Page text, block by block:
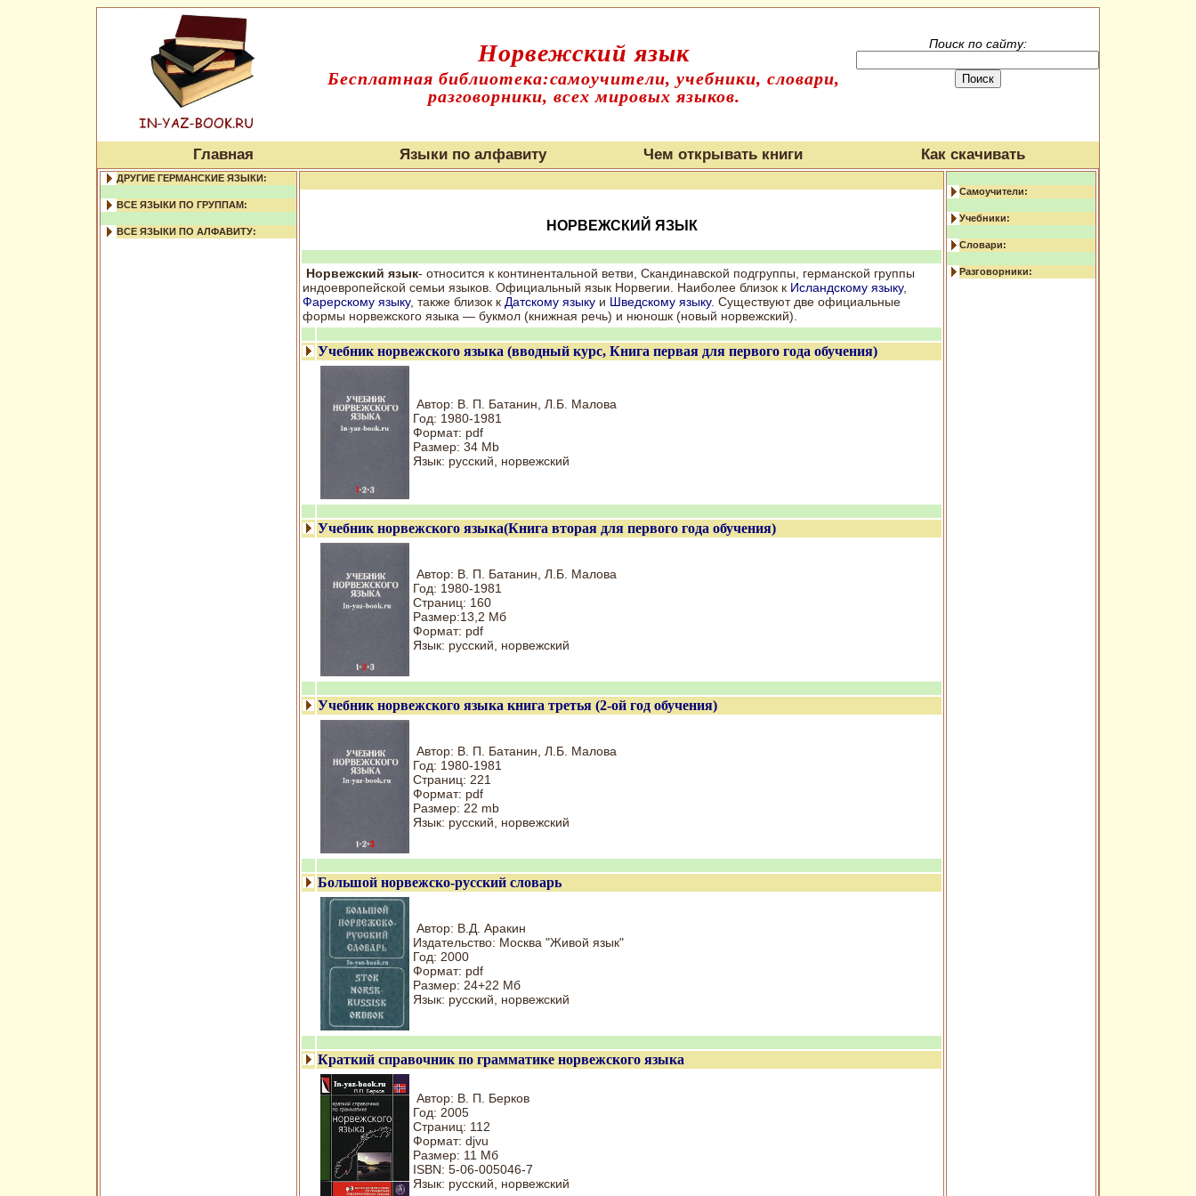
Норвежский язык
Бесплатная библиотека:самоучители, учебники, словари,
разговорники, всех мировых языков.
Поиск по сайту:
Главная Языки по алфавиту Чем открывать книги Как скачивать
ДРУГИЕ ГЕРМАНСКИЕ ЯЗЫКИ:
ВСЕ ЯЗЫКИ ПО ГРУППАМ:
ВСЕ ЯЗЫКИ ПО АЛФАВИТУ: НОРВЕЖСКИЙ ЯЗЫК
Норвежский язык- относится к континентальной ветви, Скандинавской подгруппы, германской группы
индоевропейской семьи языков. Официальный язык Норвегии. Наиболее близок к Исландскому языку,
Фарерскому языку, также близок к Датскому языку и Шведскому языку. Существуют две официальные
формы норвежского языка — букмол (книжная речь) и нюношк (новый норвежский).
Учебник норвежского языка (вводный курс, Книга первая для первого года обучения)
Автор: В. П. Батанин, Л.Б. Малова
Год: 1980-1981
Формат: pdf
Размер: 34 Mb
Язык: русский, норвежский
Учебник норвежского языка(Книга вторая для первого года обучения)
Автор: В. П. Батанин, Л.Б. Малова
Год: 1980-1981
Страниц: 160
Размер:13,2 Мб
Формат: pdf
Язык: русский, норвежский
Учебник норвежского языка книга третья (2-ой год обучения)
Автор: В. П. Батанин, Л.Б. Малова
Год: 1980-1981
Страниц: 221
Формат: pdf
Размер: 22 mb
Язык: русский, норвежский
Большой норвежско-русский словарь
Автор: В.Д. Аракин
Издательство: Москва "Живой язык"
Год: 2000
Формат: pdf
Размер: 24+22 Мб
Язык: русский, норвежский
Краткий справочник по грамматике норвежского языка
Автор: В. П. Берков
Год: 2005
Страниц: 112
Формат: djvu
Размер: 11 Мб
ISBN: 5-06-005046-7
Язык: русский, норвежский
Самоучители:
Учебники:
Словари:
Разговорники: